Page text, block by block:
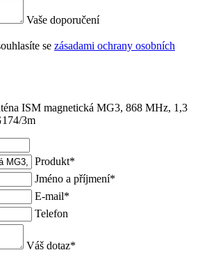
Vaše doporučení
se zásadami ochrany osobních
ISM magnetická MG3, 868 MHz, 1,3
3m
Produkt*
Jméno a příjmení*
E-mail*
Telefon
Váš dotaz*